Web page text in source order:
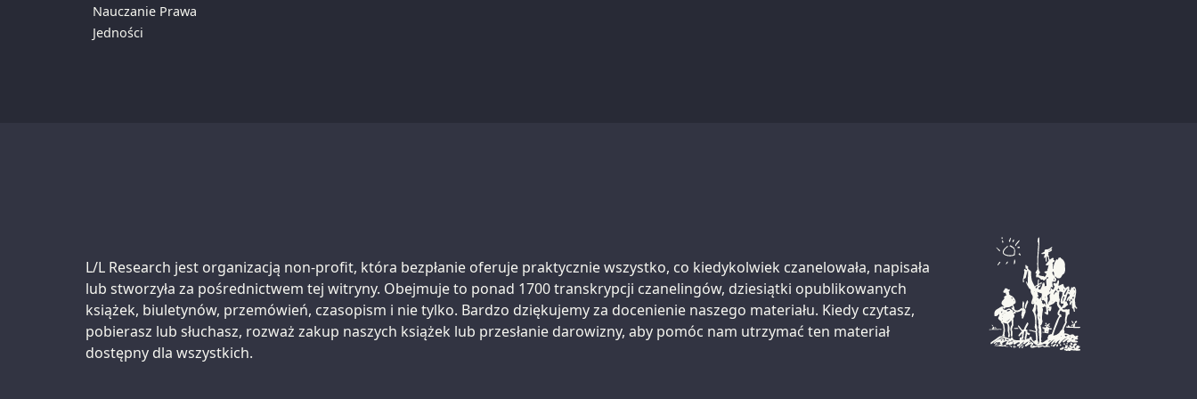
Nauczanie Prawa
Jedności
Support us:
L/L Research jest organizacją non-profit, która bezpłanie oferuje praktycznie wszystko, co kiedykolwiek czanelowała, napisała
lub stworzyła za pośrednictwem tej witryny. Obejmuje to ponad 1700 transkrypcji czanelingów, dziesiątki opublikowanych
książek, biuletynów, przemówień, czasopism i nie tylko. Bardzo dziękujemy za docenienie naszego materiału. Kiedy czytasz,
pobierasz lub słuchasz, rozważ zakup naszych książek lub przesłanie darowizny, aby pomóc nam utrzymać ten materiał
dostępny dla wszystkich.